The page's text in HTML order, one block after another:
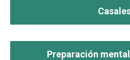
Preparación